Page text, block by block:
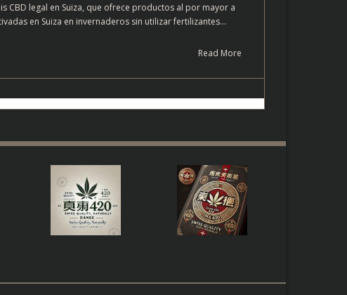
CBD legal en Suiza, que ofrece productos al por mayor a
en Suiza en invernaderos sin utilizar fertilizantes…
Read More